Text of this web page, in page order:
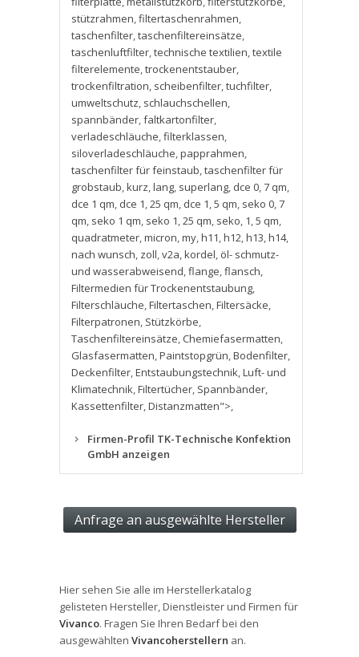
stützrahmen,filtertaschenrahmen,
taschenfilter,taschenfiltereinsätze,
taschenluftfilter,technische textilien,textile
filterelemente,trockenentstauber,
trockenfiltration, scheibenfilter,tuchfilter,
umweltschutz, schlauchschellen,
spannbänder,faltkartonfilter,
verladeschläuche,filterklassen,
siloverladeschläuche,papprahmen,
taschenfilter für feinstaub,taschenfilter für
grobstaub,kurz,lang, superlang, dce 0,7 qm,
dce 1 qm, dce 1,25 qm, dce 1,5 qm, seko 0,7
qm, seko 1 qm, seko 1,25 qm, seko, 1,5 qm,
quadratmeter,micron,my,h11,h12,h13,h14,
nach wunsch, zoll,v2a,kordel, öl- schmutz-
und wasserabweisend,flange,flansch,
Filtermedien für Trockenentstaubung,
Filterschläuche,Filtertaschen,Filtersäcke,
Filterpatronen, Stützkörbe,
Taschenfiltereinsätze, Chemiefasermatten,
Glasfasermatten,Paintstopgrün,Bodenfilter,
Deckenfilter,Entstaubungstechnik,Luft- und
Klimatechnik,Filtertücher, Spannbänder,
Kassettenfilter,Distanzmatten">,
Firmen-Profil TK-Technische Konfektion
GmbH anzeigen
Hier sehen Sie alle im Herstellerkatalog
gelisteten Hersteller, Dienstleister und Firmen für
Vivanco. Fragen Sie Ihren Bedarf bei den
ausgewählten Vivancoherstellern an.